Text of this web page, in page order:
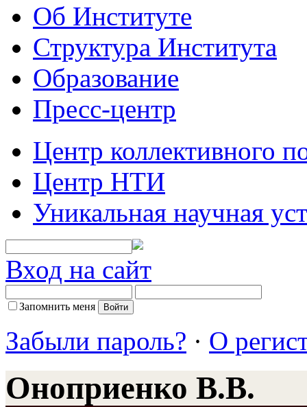
Об Институте
Структура Института
Образование
Пресс-центр
Центр коллективного
Центр НТИ
Уникальная научная
Вход на сайт
Запомнить меня
Забыли пароль? · О
Оноприенко В.В.